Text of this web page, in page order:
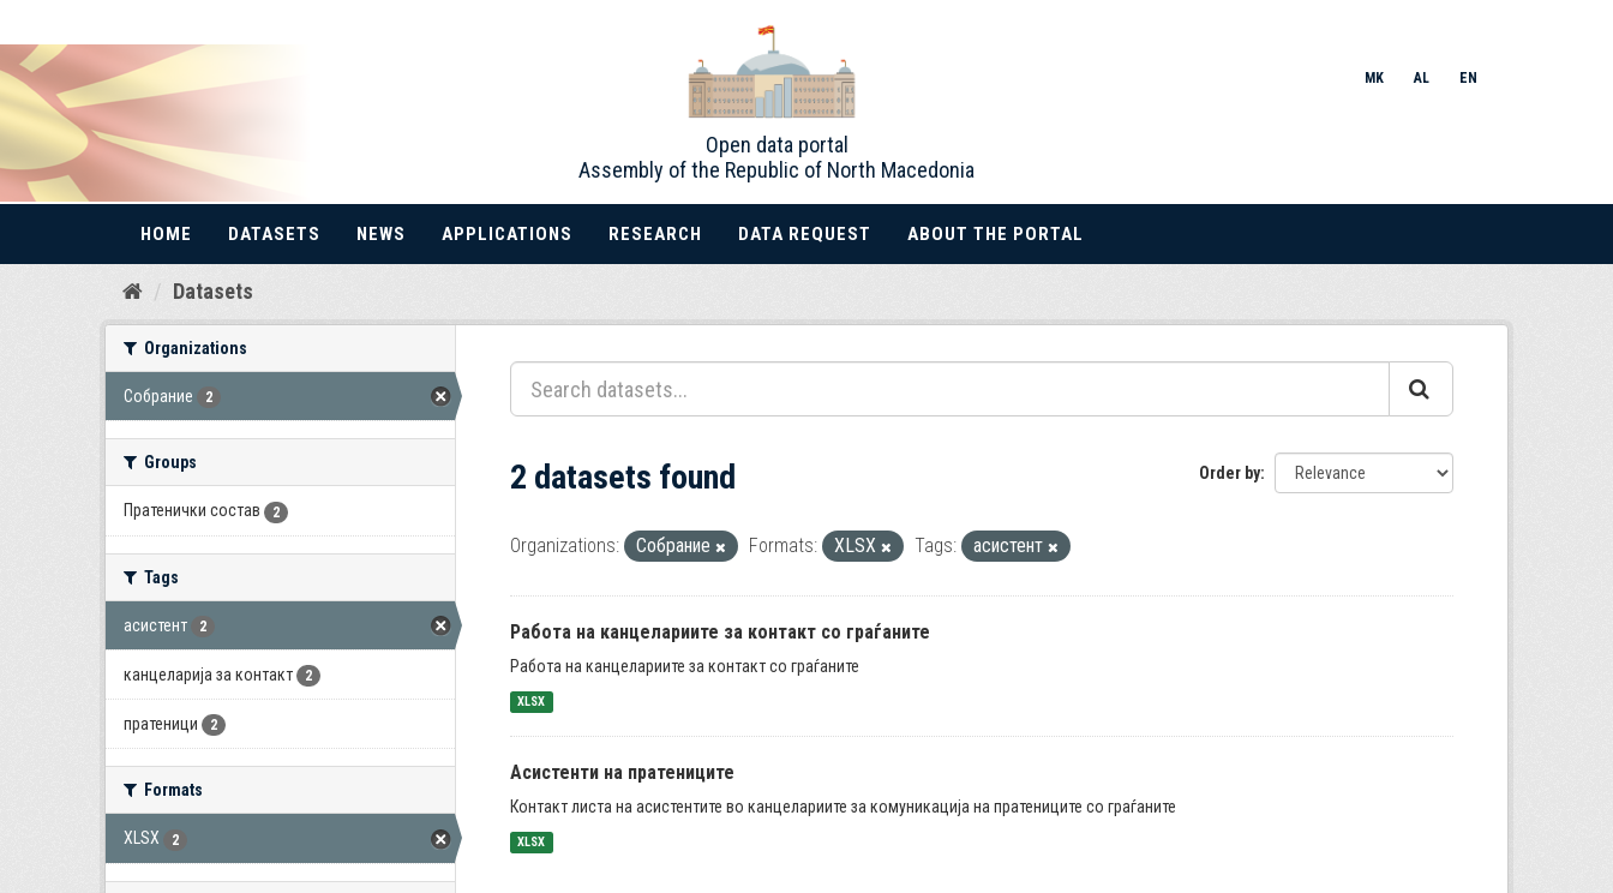
Skip
Open data portal
Assembly of the Republic of North Macedonia
MK AL EN
HOME DATASETS NEWS APPLICATIONS RESEARCH DATA REQUEST ABOUT THE PORTAL
Datasets
Organizations
Собрание 2
Groups
Пратенички состав 2
Tags
асистент 2
канцеларија за контакт 2
пратеници 2
Formats
XLSX 2
Order by
2 datasets found
Organizations: Собрание Formats: XLSX Tags: асистент
Работа на канцелариите за контакт со граѓаните
Работа на канцелариите за контакт со граѓаните
XLSX
Асистенти на пратениците
Контакт листа на асистентите во канцелариите за комуникација на пратениците со граѓаните
XLSX